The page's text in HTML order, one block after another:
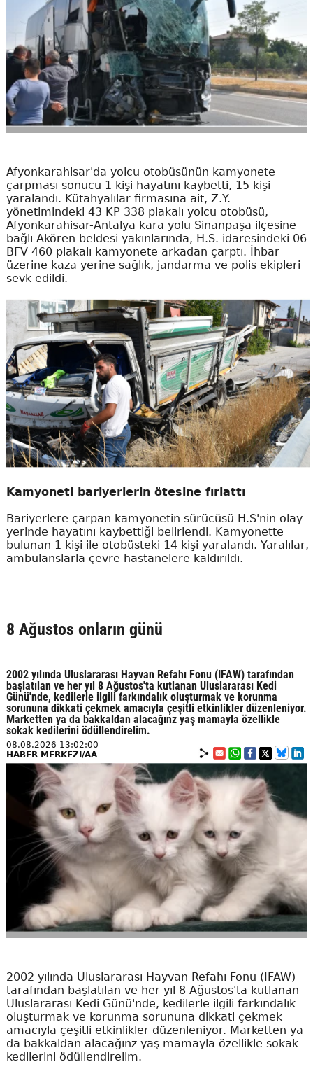
Afyonkarahisar'da yolcu otobüsünün kamyonete
çarpması sonucu 1 kişi hayatını kaybetti, 15 kişi
yaralandı. Kütahyalılar firmasına ait, Z.Y.
yönetimindeki 43 KP 338 plakalı yolcu otobüsü,
Afyonkarahisar-Antalya kara yolu Sinanpaşa ilçesine
bağlı Akören beldesi yakınlarında, H.S. idaresindeki 06
BFV 460 plakalı kamyonete arkadan çarptı. İhbar
üzerine kaza yerine sağlık, jandarma ve polis ekipleri
sevk edildi.
Kamyoneti bariyerlerin ötesine fırlattı
Bariyerlere çarpan kamyonetin sürücüsü H.S'nin olay
yerinde hayatını kaybettiği belirlendi. Kamyonette
bulunan 1 kişi ile otobüsteki 14 kişi yaralandı. Yaralılar,
ambulanslarla çevre hastanelere kaldırıldı.
8 Ağustos onların günü
2002 yılında Uluslararası Hayvan Refahı Fonu (IFAW) tarafından
başlatılan ve her yıl 8 Ağustos'ta kutlanan Uluslararası Kedi
Günü'nde, kedilerle ilgili farkındalık oluşturmak ve korunma
sorununa dikkati çekmek amacıyla çeşitli etkinlikler düzenleniyor.
Marketten ya da bakkaldan alacağınz yaş mamayla özellikle
sokak kedilerini ödüllendirelim.
08.08.2026 13:02:00
HABER MERKEZİ/AA
2002 yılında Uluslararası Hayvan Refahı Fonu (IFAW)
tarafından başlatılan ve her yıl 8 Ağustos'ta kutlanan
Uluslararası Kedi Günü'nde, kedilerle ilgili farkındalık
oluşturmak ve korunma sorununa dikkati çekmek
amacıyla çeşitli etkinlikler düzenleniyor. Marketten ya
da bakkaldan alacağınz yaş mamayla özellikle sokak
kedilerini ödüllendirelim.